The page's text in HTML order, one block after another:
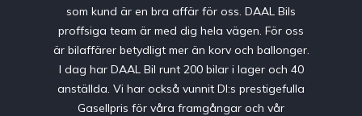
som kund är en bra affär för oss. DAAL Bils
proffsiga team är med dig hela vägen. För oss
är bilaffärer betydligt mer än korv och ballonger.
I dag har DAAL Bil runt 200 bilar i lager och 40
anställda. Vi har också vunnit DI:s prestigefulla
Gasellpris för våra framgångar och vår